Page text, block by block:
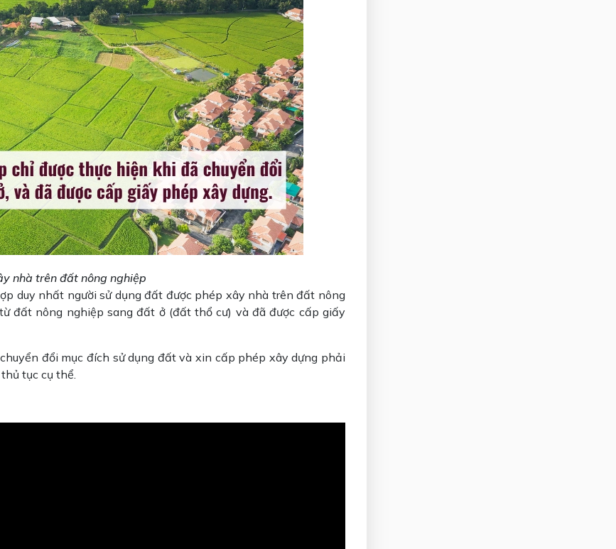
nhà trên đất nông nghiệp
duy nhất người sử dụng đất được phép xây nhà trên đất nông
đất nông nghiệp sang đất ở (đất thổ cư) và đã được cấp giấy
đổi mục đích sử dụng đất và xin cấp phép xây dựng phải
tục cụ thể.